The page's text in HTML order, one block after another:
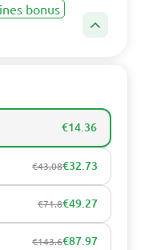
bonus
€14.36
€43.08€32.73
€71.8€49.27
€143.6€87.97